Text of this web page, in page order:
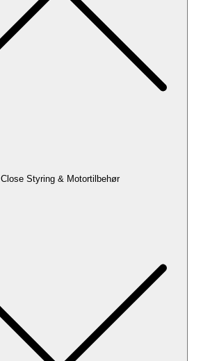
Close Styring & Motortilbehør